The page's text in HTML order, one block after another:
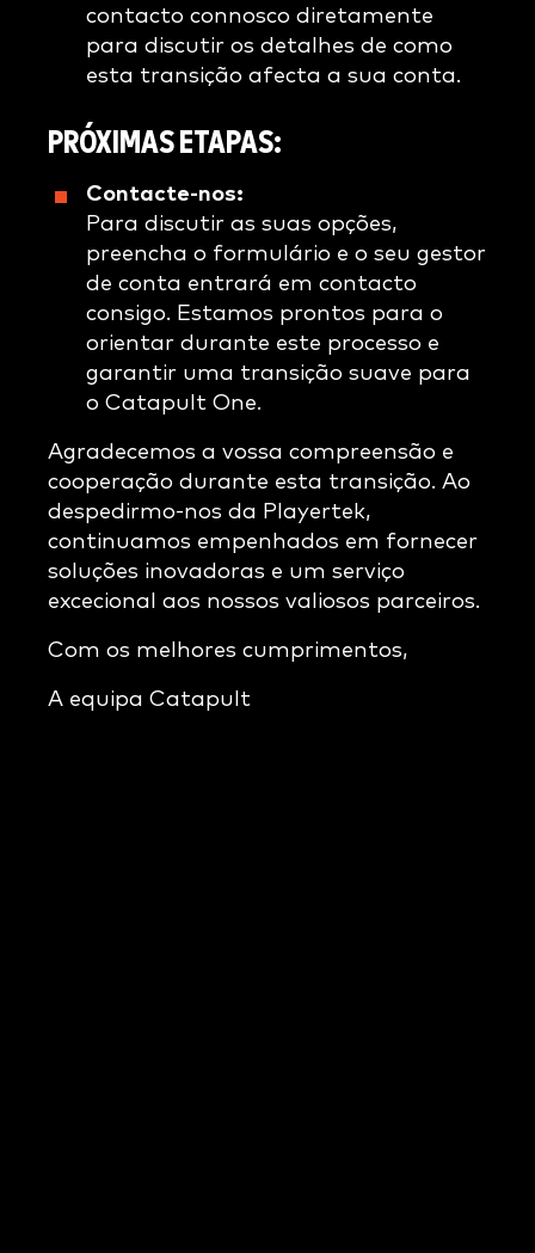
contacto connosco diretamente
para discutir os detalhes de como
esta transição afecta a sua conta.
PRÓXIMASETAPAS:
Contacte-nos:
Para discutir as suas opções,
preencha o formulário e o seu gestor
de conta entrará em contacto
consigo. Estamos prontos para o
orientar durante este processo e
garantir uma transição suave para
o Catapult One.
Agradecemos a vossa compreensão e
cooperação durante esta transição. Ao
despedirmo-nos da Playertek,
continuamos empenhados em fornecer
soluções inovadoras e um serviço
excecional aos nossos valiosos parceiros.
Com os melhores cumprimentos,
A equipa Catapult